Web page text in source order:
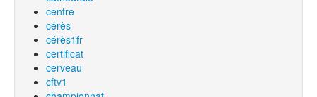
centre
cérès
cérès1fr
certificat
cerveau
cftv1